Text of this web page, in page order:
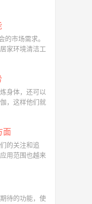
的市场需求。
家环境清洁工
身体，还可以
，这样他们就
面
的关注和追
用范围也越来
待的功能，使